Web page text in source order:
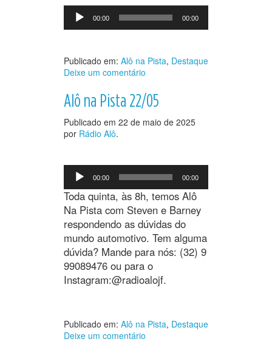
Tocador
áudio
00:00 00:00
Publicado em: Alô na Pista, Destaque
Deixe um comentário
Alô na Pista 22/05
Publicado em 22 de maio de 2025
por Rádio Alô.
Tocador
áudio
00:00 00:00
Toda quinta, às 8h, temos Alô
Na Pista com Steven e Barney
respondendo as dúvidas do
mundo automotivo. Tem alguma
dúvida? Mande para nós: (32) 9
99089476 ou para o
Instagram:@radioalojf.
Publicado em: Alô na Pista, Destaque
Deixe um comentário